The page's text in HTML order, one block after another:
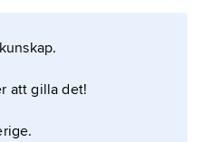
spelade en
tillväxt, liksom för
att gilla det!